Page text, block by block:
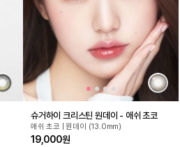
슈거하이 크리스틴 원데이 - 애쉬 초코
애쉬 초코 | 원데이 (13.0mm)
19,000원